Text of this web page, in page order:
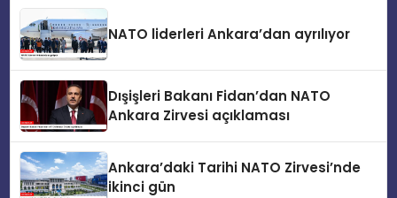
NATO liderleri Ankara’dan ayrılıyor
Dışişleri Bakanı Fidan’dan NATO
Ankara Zirvesi açıklaması
Ankara’daki Tarihi NATO Zirvesi’nde
ikinci gün